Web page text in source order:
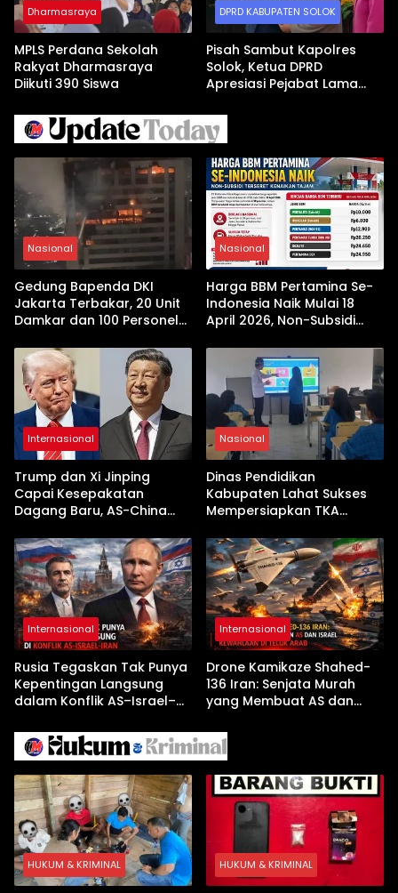
Dharmasraya
MPLS Perdana Sekolah
Rakyat Dharmasraya
Diikuti 390 Siswa
DPRD KABUPATEN SOLOK
Pisah Sambut Kapolres
Solok, Ketua DPRD
Apresiasi Pejabat Lama
Nasional
Gedung Bapenda DKI
Jakarta Terbakar, 20 Unit
Damkar dan 100 Personel
Nasional
Harga BBM Pertamina Se-
Indonesia Naik Mulai 18
April 2026, Non-Subsidi
Internasional
Trump dan Xi Jinping
Capai Kesepakatan
Dagang Baru, AS-China
Jelang Kunjungan Beijing
Nasional
Dinas Pendidikan
Kabupaten Lahat Sukses
Mempersiapkan TKA
Pembekalan Latihan Soal
Tanpa Internet
Internasional
Rusia Tegaskan Tak Punya
Kepentingan Langsung
dalam Konflik AS–Israel–
Internasional
Drone Kamikaze Shahed-
136 Iran: Senjata Murah
yang Membuat AS dan
Arab
HUKUM & KRIMINAL HUKUM & KRIMINAL